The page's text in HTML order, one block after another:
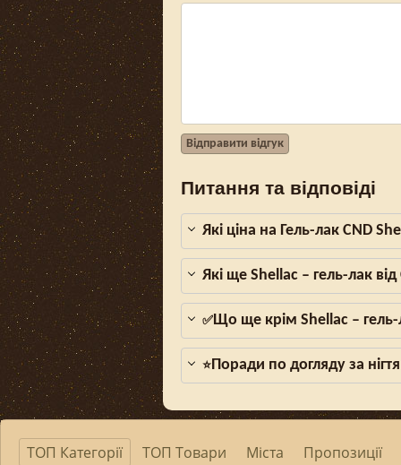
Відправити відгук
Питання та відповіді
Які ціна на Гель-лак CND
Які ще Shellac – гель-лак
✅Що ще крім Shellac – гель-
⭐Поради по догляду за
ТОП Категорії ТОП Товари Міста Пропозиції